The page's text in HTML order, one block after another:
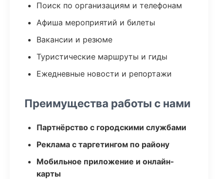
Поиск по организациям и телефонам
Афиша мероприятий и билеты
Вакансии и резюме
Туристические маршруты и гиды
Ежедневные новости и репортажи
Преимущества работы с нами
Партнёрство с городскими службами
Реклама с таргетингом по району
Мобильное приложение и онлайн-
карты